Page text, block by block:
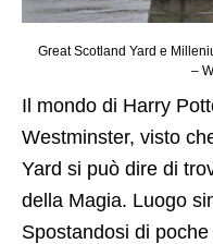
Great Scotland Yard e
–
Il mondo di Harry
Westminster, visto
Yard si può dire di
della Magia. Luogo
Spostandosi di